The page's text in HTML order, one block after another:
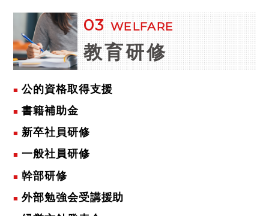
03 WELFARE
教育研修
公的資格取得支援
書籍補助金
新卒社員研修
一般社員研修
幹部研修
外部勉強会受講援助